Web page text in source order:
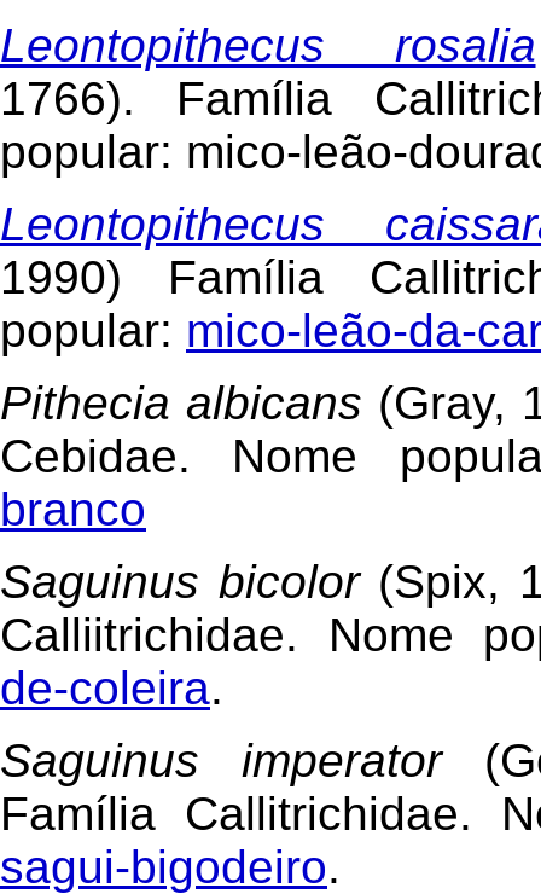
Leontopithecus rosalia
1766). Família
popular: mico-leão-
Leontopithecus
1990) Família
popular: mico-leão-da-
Pithecia albicans (Gray,
Cebidae. Nome
branco
Saguinus bicolor(Spix,
Calliitrichidae. Nome
de-coleira.
Saguinus imperator
Família Callitrichidae.
sagui-bigodeiro.